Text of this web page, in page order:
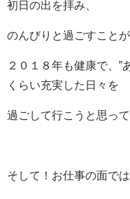
初日の出を拝み、
のんびりと過ごすことが
２０１８年も健康で、”
くらい充実した日々を
過ごして行こうと思って
そして！お仕事の面で